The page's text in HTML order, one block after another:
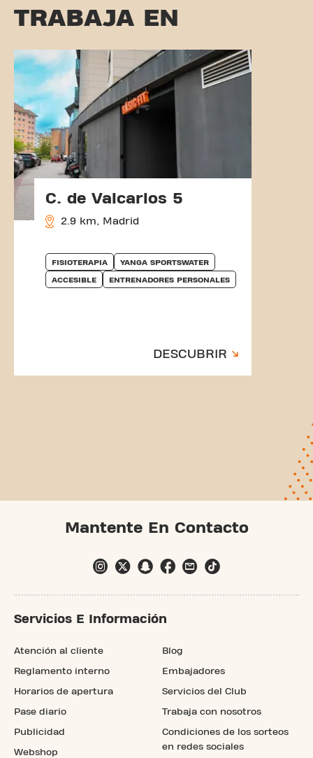
TRABAJA EN
C. de Valcarlos 5
2.9 km, Madrid
FISIOTERAPIA YANGA SPORTSWATER
ACCESIBLE ENTRENADORES PERSONALES
DESCUBRIR
Mantente En Contacto
Servicios E Información
Atención al cliente
Reglamento interno
Horarios de apertura
Pase diario
Publicidad
Webshop
Blog
Embajadores
Servicios del Club
Trabaja con nosotros
Condiciones de los sorteos
en redes sociales